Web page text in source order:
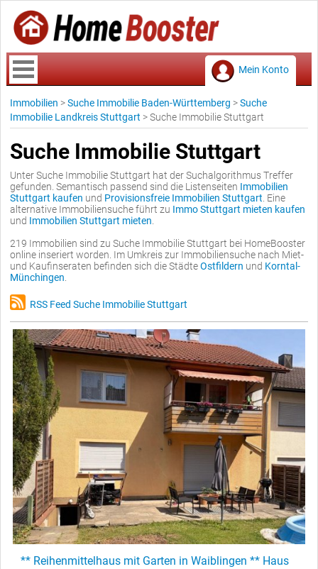
Mein Konto
Immobilien >Suche Immobilie Baden-Württemberg >Suche
Immobilie Landkreis Stuttgart >Suche Immobilie Stuttgart
Suche Immobilie Stuttgart
Unter Suche Immobilie Stuttgart hat der Suchalgorithmus Treffer
gefunden. Semantisch passend sind die Listenseiten Immobilien
Stuttgart kaufen und Provisionsfreie Immobilien Stuttgart . Eine
alternative Immobiliensuche führt zu Immo Stuttgart mieten kaufen
und Immobilien Stuttgart mieten
219 Immobilien sind zu Suche Immobilie Stuttgart bei HomeBooster
online inseriert worden. Im Umkreis zur Immobiliensuche nach Miet-
und Kaufinseraten befinden sich die StädteOstfildern und Korntal-
Münchingen
RSS Feed Suche Immobilie Stuttgart
** Reihenmittelhaus mit Garten in Waiblingen ** Haus